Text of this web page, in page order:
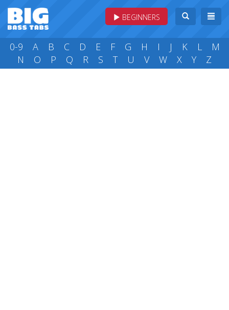
BEGINNERS
0-9 A B C D E F G H I J K L
M
N
O P Q R S T U V W X Y Z